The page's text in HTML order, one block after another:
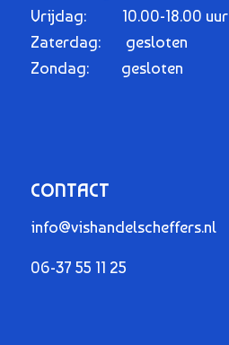
Vrijdag: 10.00-18.00 uur
Zaterdag: gesloten
Zondag: gesloten
CONTACT
info@vishandelscheffers.nl
06-37 55 11 25